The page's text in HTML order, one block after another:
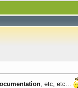
, etc, etc...